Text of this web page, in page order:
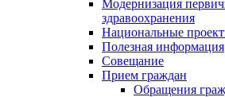
Модернизация
здравоохранения
Национальные
Полезная информация
Совещание
Прием граждан
Обращения